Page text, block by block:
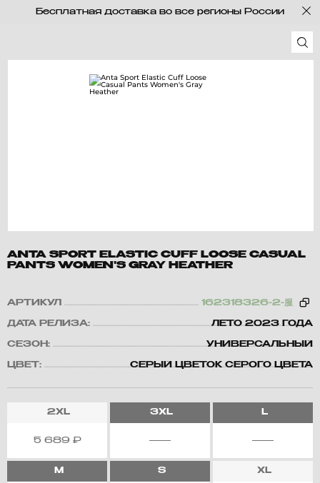
Бесплатная доставка во все регионы России
ANTA SPORT ELASTIC CUFF LOOSE CASUAL
PANTS WOMEN'S GRAY HEATHER
АРТИКУЛ 162318326-2-服
ДАТА РЕЛИЗА: ЛЕТО 2023 ГОДА
СЕЗОН: УНИВЕРСАЛЬНЫЙ
ЦВЕТ: СЕРЫЙ ЦВЕТОК СЕРОГО ЦВЕТА
2XL
5 689 ₽
3XL L
M S XL